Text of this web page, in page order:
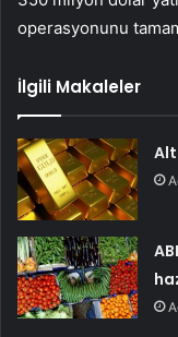
operasyonunu
İlgili Makaleler